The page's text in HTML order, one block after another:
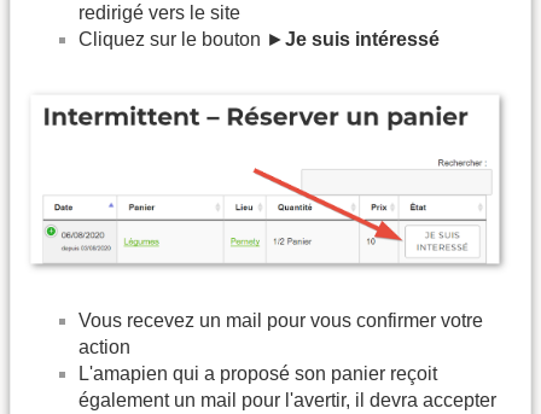
redirigé vers le site
Cliquez sur le bouton ►Je suis intéressé
Vous recevez un mail pour vous confirmer votre
action
L'amapien qui a proposé son panier reçoit
également un mail pour l'avertir, il devra accepter